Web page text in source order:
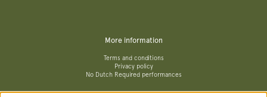
More information
Terms and conditions
Privacy policy
No Dutch Required performances